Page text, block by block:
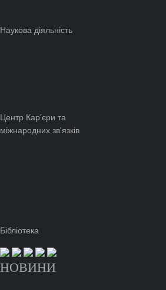
Наукова діяльність
Центр Кар'єри та
міжнародних зв'язків
Бібліотека
НОВИНИ